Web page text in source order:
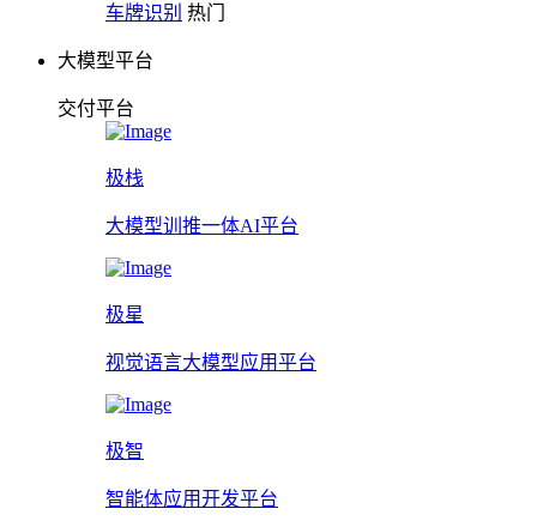
车牌识别 热门
大模型平台
交付平台
极栈
大模型训推一体AI平台
极星
视觉语言大模型应用平台
极智
智能体应用开发平台